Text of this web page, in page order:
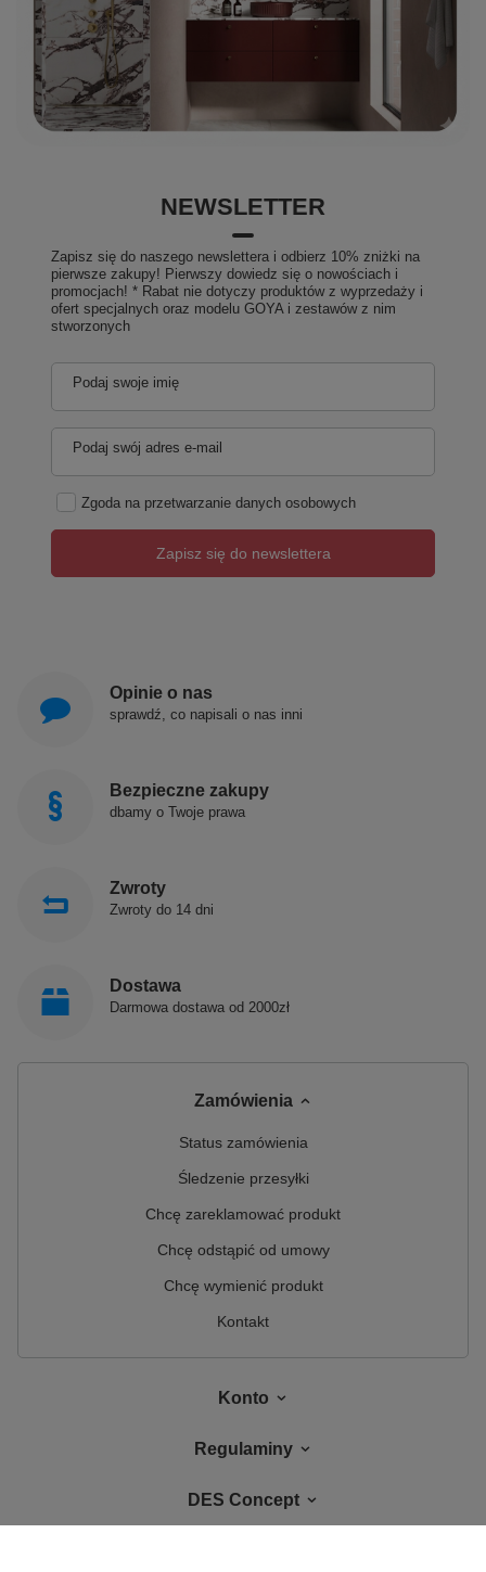
NEWSLETTER
Zapisz się do naszego newslettera i odbierz 10% zniżki na
pierwsze zakupy! Pierwszy dowiedz się o nowościach i
promocjach! * Rabat nie dotyczy produktów z wyprzedaży i
ofert specjalnych oraz modelu GOYA i zestawów z nim
stworzonych
Podaj swoje imię
Podaj swój adres e-mail
Zgoda na przetwarzanie danych osobowych
Zapisz się do newslettera
Opinie o nas
sprawdź, co napisali o nas inni
Bezpieczne zakupy
dbamy o Twoje prawa
Zwroty
Zwroty do 14 dni
Dostawa
Darmowa dostawa od 2000zł
Zamówienia
Status zamówienia
Śledzenie przesyłki
Chcę zareklamować produkt
Chcę odstąpić od umowy
Chcę wymienić produkt
Kontakt
Konto
Regulaminy
DES Concept